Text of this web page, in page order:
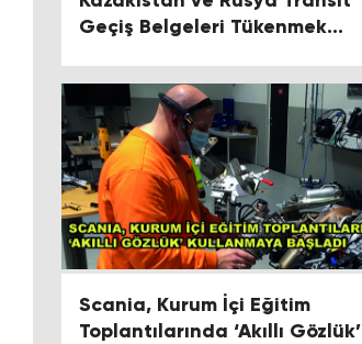
Geçiş Belgeleri Tükenmek
Scania, Kurum İçi Eğitim
Toplantılarında ‘Akıllı Gözlük’